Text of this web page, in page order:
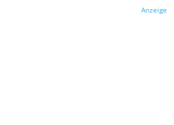
Anzeige